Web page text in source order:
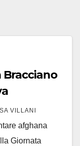
Bracciano
VILLANI
afghana
Giornata